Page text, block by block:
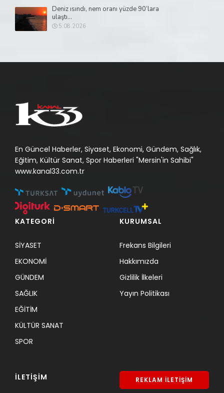
Deniz ısındı, nem oranı yüzde 90’lara
ulaştı...
5.08.2026
En Güncel Haberler, Siyaset, Ekonomi, Gündem, Sağlık,
Eğitim, Kültür Sanat, Spor Haberleri "Mersin'in Sahibi"
www.kanal33.com.tr
KATEGORİ
SİYASET
EKONOMİ
GÜNDEM
SAĞLIK
EĞİTİM
KÜLTÜR SANAT
SPOR
KURUMSAL
Frekans Bilgileri
Hakkımızda
Gizlilik İlkeleri
Yayın Politikası
İLETİŞİM REKLAM İLETİŞİM